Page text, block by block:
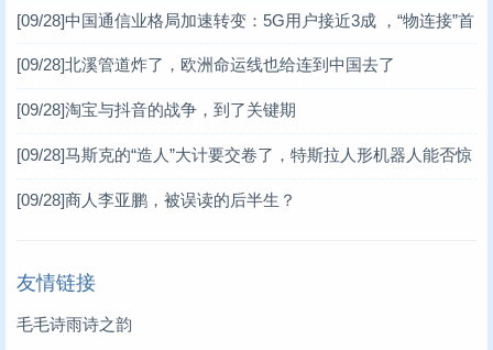
[09/28]中国通信业格局加速转变：5G用户接近3成 ，“物连接”首
超“人连接”
[09/28]北溪管道炸了，欧洲命运线也给连到中国去了
[09/28]淘宝与抖音的战争，到了关键期
[09/28]马斯克的“造人”大计要交卷了，特斯拉人形机器人能否惊
艳行业？
[09/28]商人李亚鹏，被误读的后半生？
友情链接
毛毛诗雨诗之韵